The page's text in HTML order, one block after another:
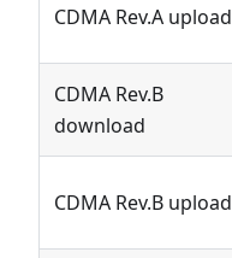
CDMA Rev.A upload
CDMA Rev.B
download
CDMA Rev.B upload